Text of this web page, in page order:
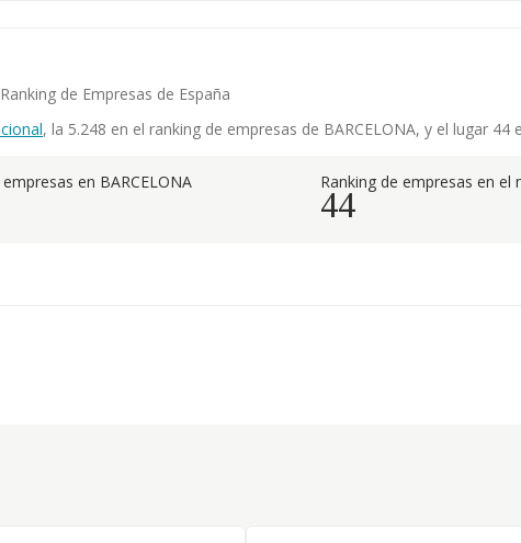
de Empresas de España
, la 5.248 en el ranking de empresas de BARCELONA, y el lugar 44
en BARCELONA Ranking de empresas en
44